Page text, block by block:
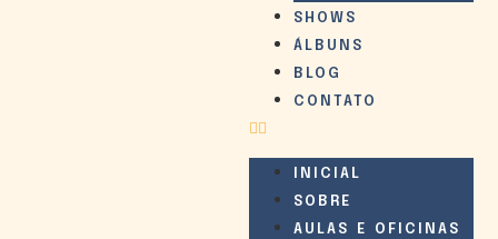
SHOWS
ÁLBUNS
BLOG
CONTATO
INICIAL
SOBRE
AULAS E OFICINAS